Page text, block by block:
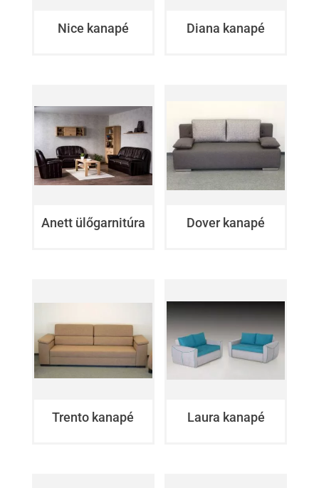
Nice kanapé Diana kanapé
Anett ülőgarnitúra Dover kanapé
Trento kanapé Laura kanapé